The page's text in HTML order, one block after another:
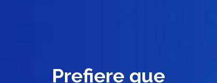
Prefiere que